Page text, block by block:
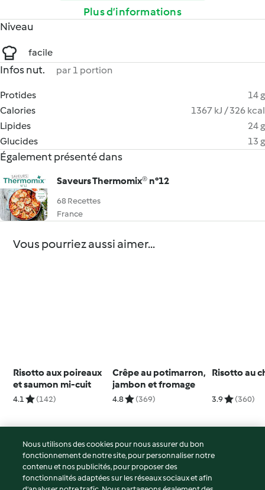
Plus d’informations
Niveau
facile
Infos nut. par 1 portion
Protides
14 g
Calories
1367 kJ / 326 kcal
Lipides
24 g
Glucides
13 g
Également présenté dans
Saveurs Thermomix® n°12
68 Recettes
France
Vous pourriez aussi aimer...
Risotto aux poireaux
et saumon mi-cuit
4.1 (142)
Crêpe au potimarron,
jambon et fromage
4.8 (369)
Risotto au
3.9 (360)
© Copyright 2026
Conditions d'utilisation
Nous utilisons des cookies pour nous assurer du bon
fonctionnement de notre site, pour personnaliser notre
contenu et nos publicités, pour proposer des
fonctionnalités adaptées sur les réseaux sociaux et afin